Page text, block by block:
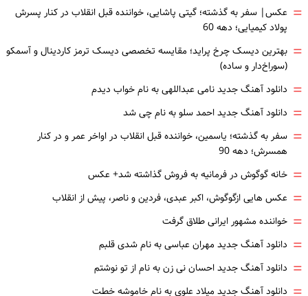
= عکس| سفر به گذشته؛ گیتی پاشایی، خواننده قبل انقلاب در کنار پسرش
پولاد کیمیایی؛ دهه 60
= بهترین دیسک چرخ پراید؛ مقایسه تخصصی دیسک ترمز کاردینال و آسمکو
(سوراخ‌دار و ساده)
= دانلود آهنگ جدید نامی عبداللهی به نام خواب دیدم
= دانلود آهنگ جدید احمد سلو به نام چی شد
= سفر به گذشته؛ یاسمین، خواننده قبل انقلاب در اواخر عمر و در کنار
همسرش؛ دهه 90
= خانه گوگوش در فرمانیه به فروش گذاشته شد+ عکس
= عکس هایی ازگوگوش، اکبر عبدی، فردین و ناصر، پیش از انقلاب
= خواننده مشهور ایرانی طلاق گرفت
= دانلود آهنگ جدید مهران عباسی به نام شدی قلبم
= دانلود آهنگ جدید احسان نی زن به نام از تو نوشتم
دانلود آهنگ جدید میلاد علوی به نام خاموشه خطت